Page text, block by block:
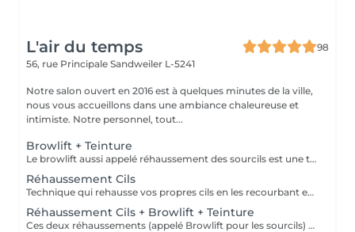
L'air du temps
98
56, rue Principale Sandweiler L-5241
Notre salon ouvert en 2016 est à quelques minutes de la ville,
nous vous accueillons dans une ambiance chaleureuse et
intimiste. Notre personnel, tout...
Browlift + Teinture
Le browlift aussi appelé réhaussement des sourcils est une technique pour discipliner les poils parfois broussailleux des sourcils, les rehausser et leur donner une jolie forme, il inclut d'office une teinture. C'est une dernière tendance dans la beauté du regard. Peut être associé à un réhaussement des cils pour un résultat plus spectaculaire. Tenue environ 4 semaines. Il est nécessaire d'avoir des sourcils fournis et ne pas avoir fait une teinture de ceux-ci dans les semaines précédentes.
Réhaussement Cils
Technique qui rehausse vos propres cils en les recourbant et en leur donnant une apparence allongée. Vous donnera un regard agrandi. Tenue 2 à 3 mois. La teinture est vivement recommandée pour obtenir un meilleur résultat, un regard plus intense. La kératine est un soin pour, hydrater, nourrir et fortifier les cils. Il faut garder les yeux fermés pendant le traitement. Ne pas venir avec de mascara ce jour de préférence. Pour un regard encore plus spectaculaire vous pouvez combiner avec le réhaussement de sourcils, appelé Browlift.
Réhaussement Cils + Browlift + Teinture
Ces deux réhaussements (appelé Browlift pour les sourcils) vous donneront un look différent, votre regard sera doublement embelli. Vos sourcils doivent contenir assez de poils pour cette technique. Tenue 2-3 mois. Remarque: ne pas porter de mascara le jour du soin de préférence; pas de teinture de sourcils les 3 mois avant.